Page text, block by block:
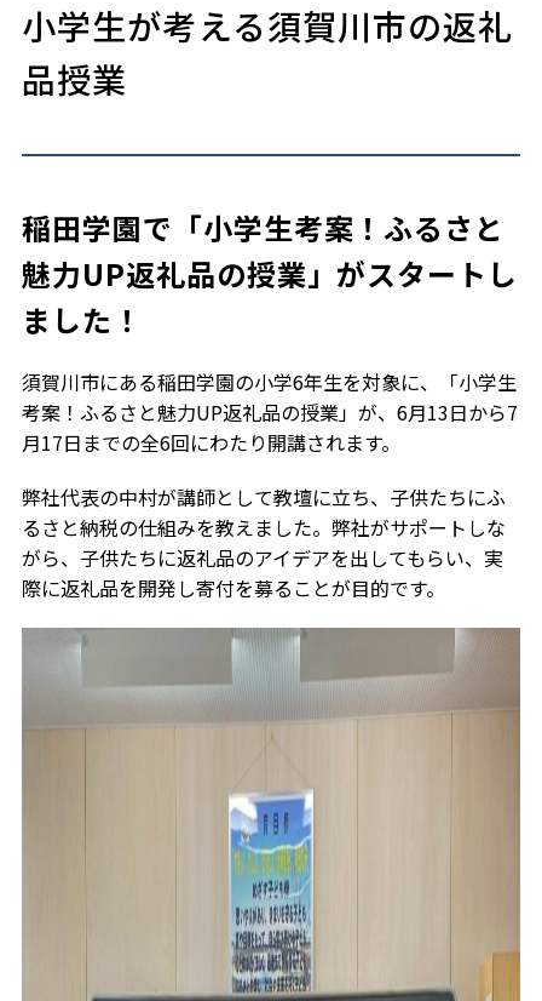
小学生が考える須賀川市の返礼
品授業
稲田学園で「小学生考案！ふるさと
魅力UP返礼品の授業」がスタートし
ました！
須賀川市にある稲田学園の小学6年生を対象に、「小学生
考案！ふるさと魅力UP返礼品の授業」が、6月13日から7
月17日までの全6回にわたり開講されます。
弊社代表の中村が講師として教壇に立ち、子供たちにふ
るさと納税の仕組みを教えました。弊社がサポートしな
がら、子供たちに返礼品のアイデアを出してもらい、実
際に返礼品を開発し寄付を募ることが目的です。